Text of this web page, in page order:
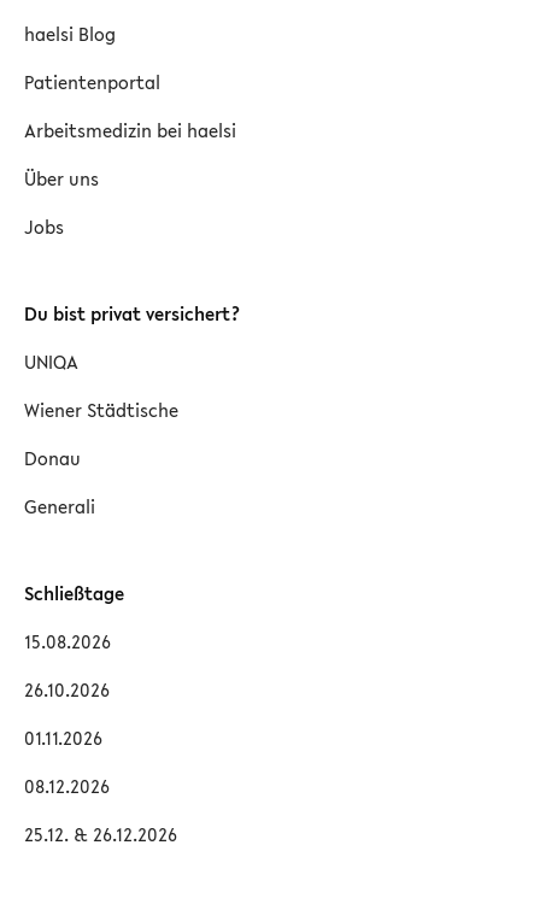
haelsi Blog
Patientenportal
Arbeitsmedizin bei haelsi
Über uns
Jobs
Du bist privat versichert?
UNIQA
Wiener Städtische
Donau
Generali
Schließtage
15.08.2026
26.10.2026
01.11.2026
08.12.2026
25.12. & 26.12.2026